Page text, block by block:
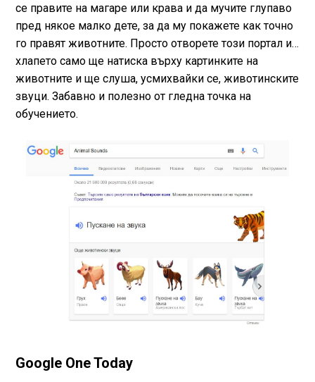
се правите на магаре или крава и да мучите глупаво
пред някое малко дете, за да му покажете как точно
го правят животните. Просто отворете този портал и…
хлапето само ще натиска върху картинките на
животните и ще слуша, усмихвайки се, животинските
звуци. Забавно и полезно от гледна точка на
обучението.
Google One Today